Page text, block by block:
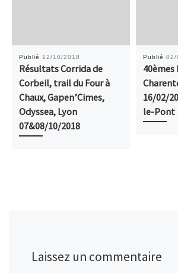
Publié 12/10/2018
Résultats Corrida de
Corbeil, trail du Four à
Chaux, Gapen’Cimes,
Odyssea, Lyon
07&08/10/2018
Publié 02/
40èmes
16/02/
le-Pont
Laissez un commentaire